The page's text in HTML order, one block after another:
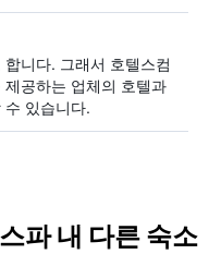
니다. ​그래서 호텔스컴
공하는 업체의 호텔과
있습니다.
파 내 다른 숙소